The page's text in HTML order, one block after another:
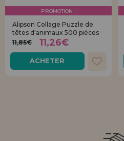
PROMOTION !
Alipson Collage Puzzle de
têtes d'animaux 500 pièces
11,85€
11,26€
ACHETER